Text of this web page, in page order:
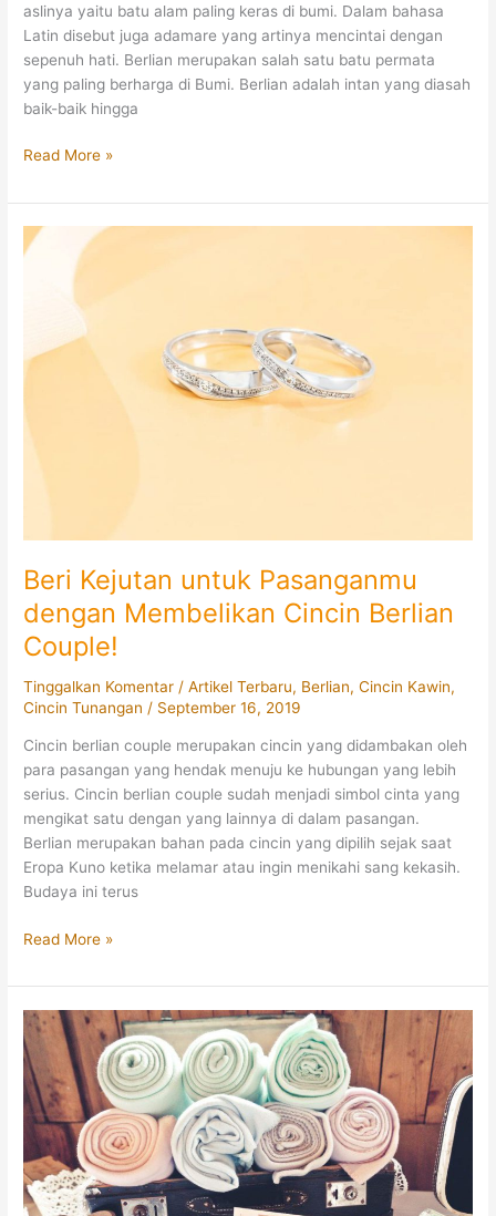
aslinya yaitu batu alam paling keras di bumi. Dalam bahasa
Latin disebut juga adamare yang artinya mencintai dengan
sepenuh hati. Berlian merupakan salah satu batu permata
yang paling berharga di Bumi. Berlian adalah intan yang diasah
baik-baik hingga
Keunggulan
dengan
Perhiasan
Lain
Read More »
Beri Kejutan untuk Pasanganmu
dengan Membelikan Cincin Berlian
Couple!
Tinggalkan Komentar /Artikel Terbaru, Berlian,Cincin Kawin,
Cincin Tunangan / September 16, 2019
Cincin berlian couple merupakan cincin yang didambakan oleh
para pasangan yang hendak menuju ke hubungan yang lebih
serius. Cincin berlian couple sudah menjadi simbol cinta yang
mengikat satu dengan yang lainnya di dalam pasangan.
Berlian merupakan bahan pada cincin yang dipilih sejak saat
Eropa Kuno ketika melamar atau ingin menikahi sang kekasih.
Budaya ini terus
Beri
untuk
Pasanganmu
dengan
Membelikan
Cincin
Berlian
Couple!
Read More »